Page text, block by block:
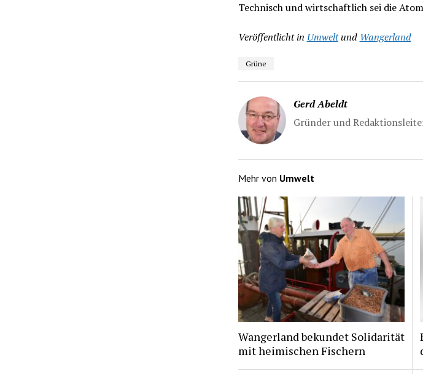
Technisch und wirtschaftlich sei die
Veröffentlicht in Umweltund Wangerland
Grüne
Gerd Abeldt
Gründer und
Mehr von Umwelt
Wangerland bekundet Solidarität
mit heimischen Fischern